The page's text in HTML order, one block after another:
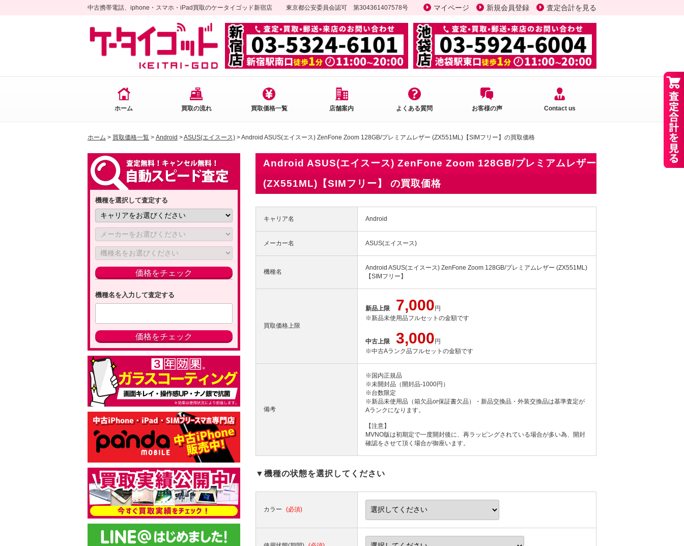
中古携帯電話、iphone・スマホ・iPad買取のケータイゴッド新宿店 東京都公安委員会認可 第304361407578号 マイページ 新規会員登録 査定合計を見る
ホーム 買取の流れ 買取価格一覧 店舗案内 よくある質問 お客様の声 Contact us
ホーム > 買取価格一覧 > Android >ASUS(エイスース) > Android ASUS(エイスース) ZenFone Zoom 128GB/プレミアムレザー (ZX551ML)【SIMフリー】の買取価格
Android ASUS(エイスース) ZenFone Zoom 128GB/プレミアムレザー
(ZX551ML)【SIMフリー】 の買取価格
キャリア名 Android
メーカー名 ASUS(エイスース)
機種名
Android ASUS(エイスース) ZenFone Zoom 128GB/プレミアムレザー (ZX551ML)
【SIMフリー】
買取価格上限
新品上限 7,000 円
※新品未使用品フルセットの金額です
中古上限 3,000 円
※中古Aランク品フルセットの金額です
備考
※国内正規品
※未開封品（開封品-1000円）
※台数限定
※新品未使用品（箱欠品or保証書欠品）・新品交換品・外装交換品は基準査定が
Aランクになります。
【注意】
MVNO版は初期定で一度開封後に、再ラッピングされている場合が多い為、開封
確認をさせて頂く場合が御座います。
▼機種の状態を選択してください
カラー (必須)
機種を選択して査定する
機種名を入力して査定する